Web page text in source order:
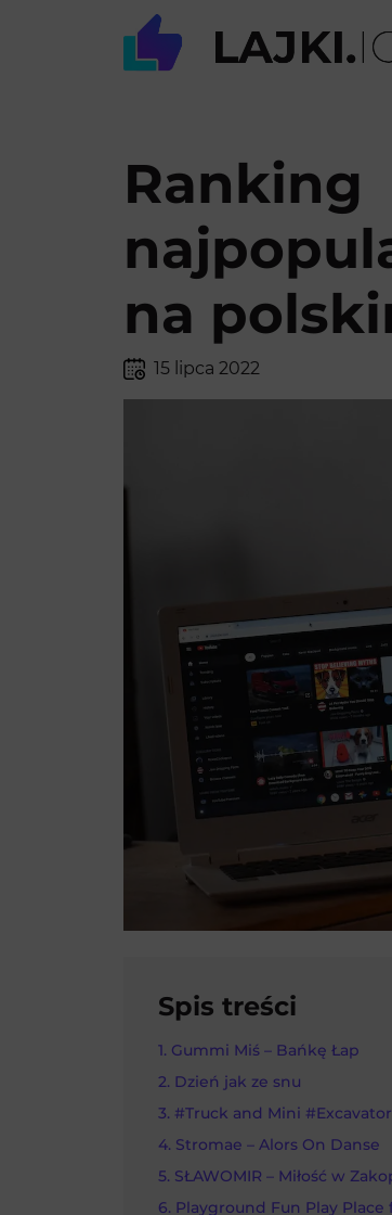
Ranking
na
15 lipca 2022
Spis treści
Gummi Miś – Bańkę Łap
Dzień jak ze snu
#Truck and Mini
Stromae – Alors On Danse
SŁAWOMIR – Miłość w
Playground Fun Play